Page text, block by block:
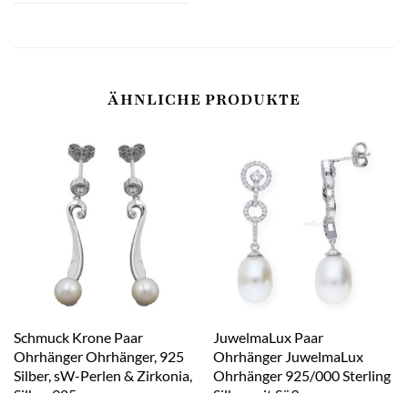
ÄHNLICHE PRODUKTE
Schmuck Krone Paar
Ohrhänger Ohrhänger, 925
Silber, sW-Perlen & Zirkonia,
Silber 925
JuwelmaLux Paar
Ohrhänger JuwelmaLux
Ohrhänger 925/000 Sterling
Silber mit Süßwasser